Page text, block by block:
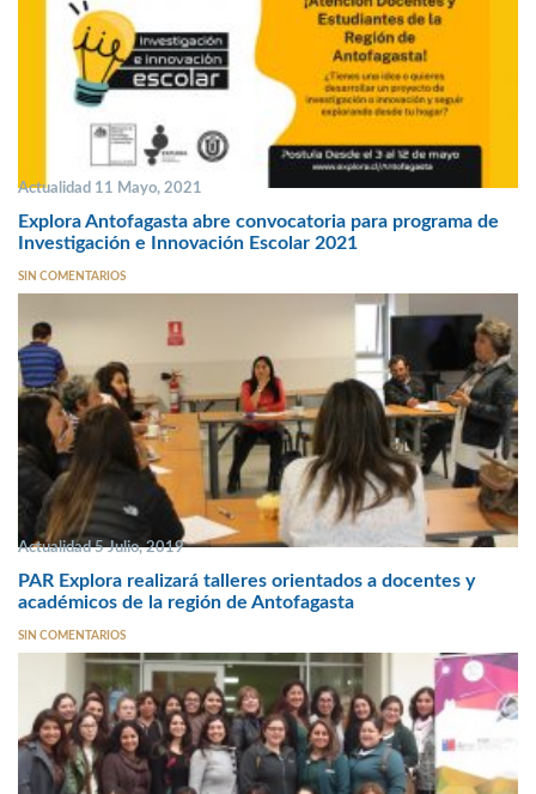
Actualidad 11 Mayo, 2021
Explora Antofagasta abre convocatoria para programa de
Investigación e Innovación Escolar 2021
SIN COMENTARIOS
Actualidad 5 Julio, 2019
PAR Explora realizará talleres orientados a docentes y
académicos de la región de Antofagasta
SIN COMENTARIOS